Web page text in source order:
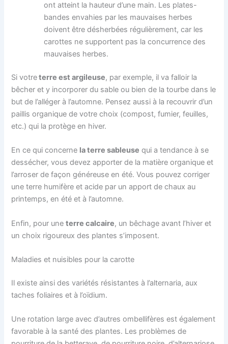
ont atteint la hauteur d’une main. Les plates-
bandes envahies par les mauvaises herbes
doivent être désherbées régulièrement, car les
carottes ne supportent pas la concurrence des
mauvaises herbes.
Si votreterre est argileuse, par exemple, il va falloir la
bêcher et y incorporer du sable ou bien de la tourbe dans le
but de l’alléger à l’automne. Pensez aussi à la recouvrir d’un
paillis organique de votre choix (compost, fumier, feuilles,
etc.) qui la protège en hiver.
En ce qui concerne la terre sableuse qui a tendance à se
dessécher, vous devez apporter de la matière organique et
l’arroser de façon généreuse en été. Vous pouvez corriger
une terre humifère et acide par un apport de chaux au
printemps, en été et à l’automne.
Enfin, pour uneterre calcaire, un bêchage avant l’hiver et
un choix rigoureux des plantes s’imposent.
Maladies et nuisibles pour la carotte
Il existe ainsi des variétés résistantes à l’alternaria, aux
taches foliaires et à l’oïdium.
Une rotation large avec d’autres ombellifères est également
favorable à la santé des plantes. Les problèmes de